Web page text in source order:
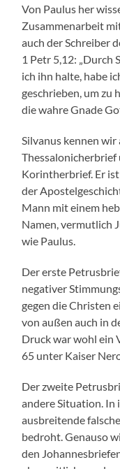
Von Paulus her
Zusammenarbeit
auch der Schreiber
1 Petr 5,12: „Durch
ich ihn halte, habe
geschrieben, um zu
die wahre Gnade
Silvanus kennen
Thessalonicherbrief
Korintherbrief. Er
der
Mann mit einem
Namen, vermutlich
wie Paulus.
Der erste
negativer
gegen die Christen
von außen auch in
Druck war wohl ein
65 unter Kaiser
Der zweite
andere Situation. In
ausbreitende
bedroht. Genauso
den